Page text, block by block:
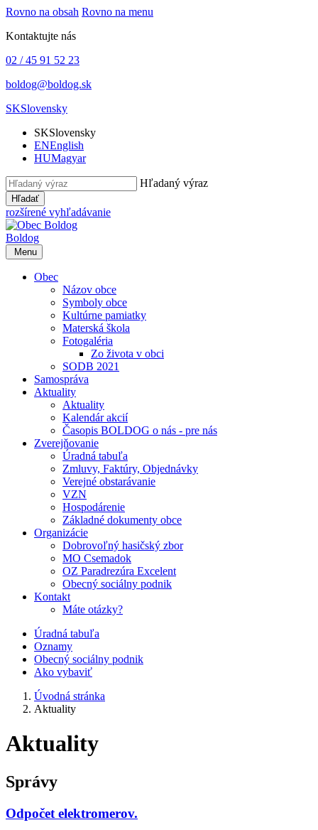
Rovno na obsah Rovno na menu
Kontaktujte nás
02 / 45 91 52 23
boldog@boldog.sk
SKSlovensky
SKSlovensky
ENEnglish
HUMagyar
Hľadaný výraz
Hľadať
rozšírené vyhľadávanie
Boldog
Menu
Obec
Názov obce
Symboly obce
Kultúrne pamiatky
Materská škola
Fotogaléria
Zo života v obci
SODB 2021
Samospráva
Aktuality
Aktuality
Kalendár akcií
Časopis BOLDOG o nás - pre nás
Zverejňovanie
Úradná tabuľa
Zmluvy, Faktúry, Objednávky
Verejné obstarávanie
VZN
Hospodárenie
Základné dokumenty obce
Organizácie
Dobrovoľný hasičský zbor
MO Csemadok
OZ Paradrezúra Excelent
Obecný sociálny podnik
Kontakt
Máte otázky?
Úradná tabuľa
Oznamy
Obecný sociálny podnik
Ako vybaviť
Úvodná stránka
Aktuality
Aktuality
Správy
Odpočet elektromerov.